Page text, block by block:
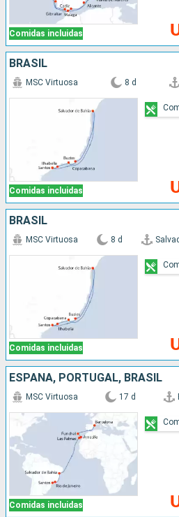
Comidas incluidas
BRASIL
Comidas incluidas
MSC Virtuosa 8 d
BRASIL
Comidas incluidas
MSC Virtuosa 8 d
ESPAÑA, PORTUGAL, BRASIL
Comidas incluidas
MSC Virtuosa 17 d